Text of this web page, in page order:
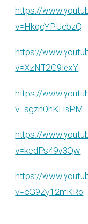
https://
v=HkqqYPUebzQ
https://
v=XzNT2G9lexY
https://
v=sgzhOhKHsPM
https://
v=kedPs49v3Qw
https://
v=cG9Zy12mKRo